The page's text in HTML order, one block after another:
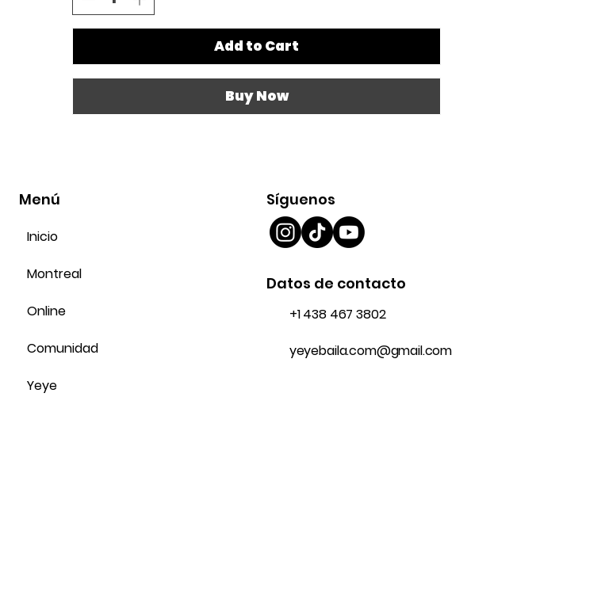
Add to Cart
Buy Now
Menú
Inicio
Montreal
Online
Comunidad
Yeye
Síguenos
Datos de contacto
+1 438 467 3802
yeyebaila.com@gmail.com